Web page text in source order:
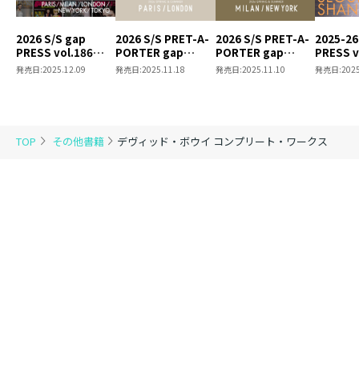
TOP その他書籍 デヴィッド・ボウイ コンプリート・ワークス
2026 S/S gap
PRESS vol.186
PARIS / MILAN /
発売日:2025.12.09
2026 S/S PRET-A-
PORTER gap
COLLECTIONS
発売日:2025.11.18
2026 S/S PRET-A-
PORTER gap
COLLECTIONS
発売日:2025.11.10
2025-
PRESS
TOKYO
発売日: